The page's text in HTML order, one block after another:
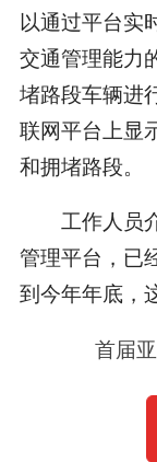
以通过平台实
交通管理能力
堵路段车辆进
联网平台上显
和拥堵路段。
工作人员介
管理平台，已
到今年年底，
首届